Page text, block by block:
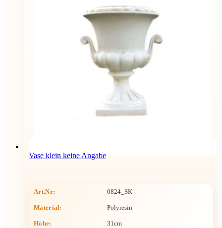
Vase klein keine Angabe
Art.Nr: 0824_SK
Material: Polyresin
Höhe: 31cm